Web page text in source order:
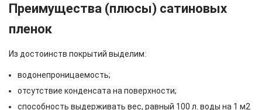
Преимущества (плюсы) сатиновых
пленок
Из достоинств покрытий выделим:
водонепроницаемость;
отсутствие конденсата на поверхности;
способность выдерживать вес, равный 100 л. воды на 1 м2